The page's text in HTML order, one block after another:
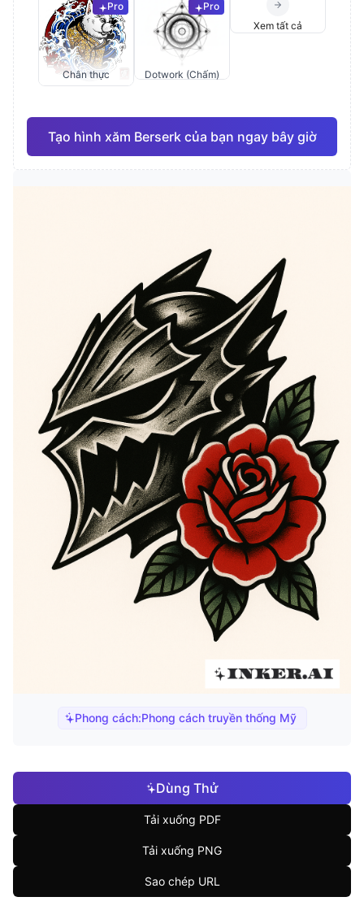
Phong cách:Phong cách truyền thống Mỹ
Pro
Chân thực
Pro
Dotwork (Chấm)
Xem tất cả
Tạo hình xăm Berserk của bạn ngay bây giờ
Dùng Thử
Tải xuống PDF
Tải xuống PNG
Sao chép URL